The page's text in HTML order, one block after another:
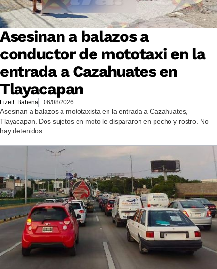
Asesinan a balazos a
conductor de mototaxi en la
entrada a Cazahuates en
Tlayacapan
Lizeth Bahena 06/08/2026
Asesinan a balazos a mototaxista en la entrada a Cazahuates,
Tlayacapan. Dos sujetos en moto le dispararon en pecho y rostro. No
hay detenidos.